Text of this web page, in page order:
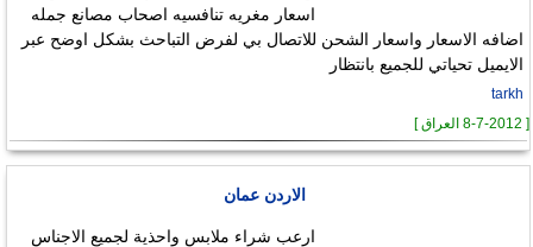
اسعار مغريه تنافسيه اصحاب مصانع جمله
اضافه الاسعار واسعار الشحن للاتصال بي لفرض التباحث بشكل اوضح عبر
الايميل تحياتي للجميع بانتظار
tarkh
[ 8-7-2012 العراق ]
الاردن عمان
ارعب شراء ملابس واحذية لجميع الاجناس